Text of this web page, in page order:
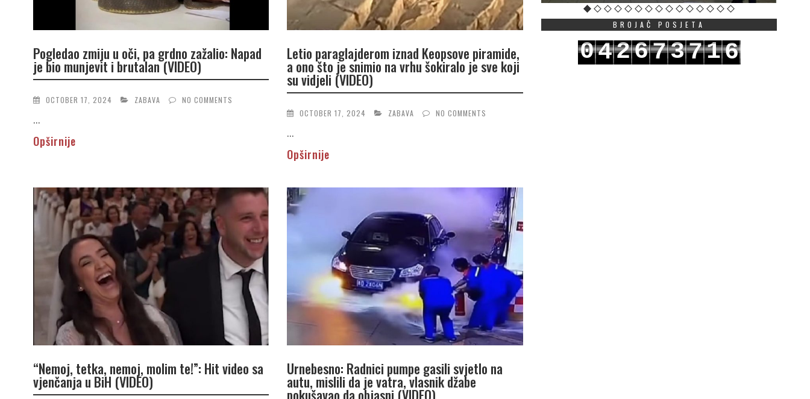
Pogledao zmiju u oči, pa grdno zažalio: Napad
je bio munjevit i brutalan (VIDEO)
OCTOBER 17, 2024 ZABAVA NO COMMENTS
...
Opširnije
Letio paraglajderom iznad Keopsove piramide,
a ono što je snimio na vrhu šokiralo je sve koji
su vidjeli (VIDEO)
OCTOBER 17, 2024 ZABAVA NO COMMENTS
...
Opširnije
“Nemoj, tetka, nemoj, molim te!”: Hit video sa
vjenčanja u BiH (VIDEO)
Urnebesno: Radnici pumpe gasili svjetlo na
autu, mislili da je vatra, vlasnik džabe
pokušavao da objasni (VIDEO)
BROJAČ POSJETA
042673716